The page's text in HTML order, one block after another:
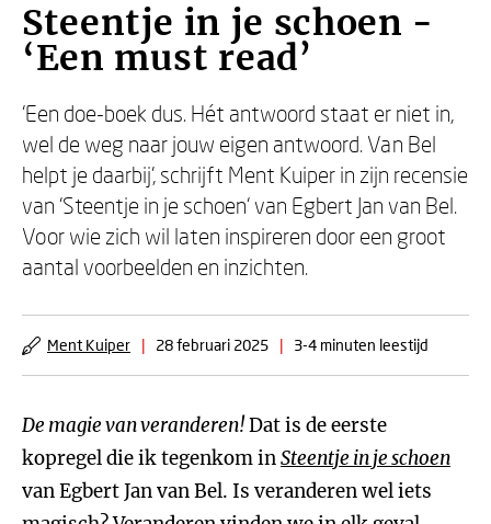
Steentje in je schoen -
‘Een must read’
‘Een doe-boek dus. Hét antwoord staat er niet in,
wel de weg naar jouw eigen antwoord. Van Bel
helpt je daarbij’, schrijft Ment Kuiper in zijn recensie
van ‘Steentje in je schoen‘ van Egbert Jan van Bel.
Voor wie zich wil laten inspireren door een groot
aantal voorbeelden en inzichten.
Ment Kuiper | 28 februari 2025 | 3-4 minuten leestijd
De magie van veranderen!Dat is de eerste
kopregel die ik tegenkom inSteentje in je schoen
van Egbert Jan van Bel. Is veranderen wel iets